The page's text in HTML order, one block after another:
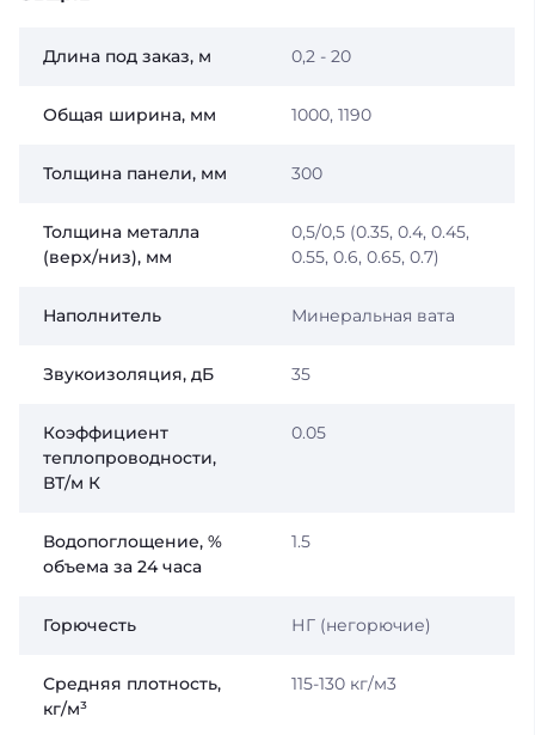
Длина под заказ, м 0,2 - 20
Общая ширина, мм 1000, 1190
Толщина панели, мм 300
Толщина металла
(верх/низ), мм
0,5/0,5 (0.35, 0.4, 0.45,
0.55, 0.6, 0.65, 0.7)
Наполнитель Минеральная вата
Звукоизоляция, дБ 35
Коэффициент
теплопроводности,
ВТ/м К
0.05
Водопоглощение, %
объема за 24 часа
1.5
Горючесть НГ (негорючие)
Средняя плотность,
кг/м³
115-130 кг/м3